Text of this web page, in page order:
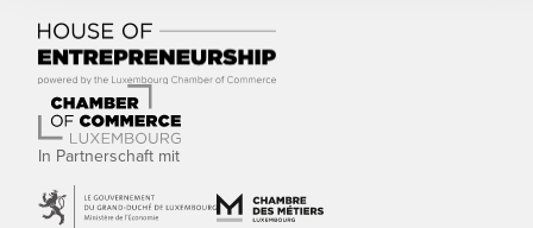
In Partnerschaft mit